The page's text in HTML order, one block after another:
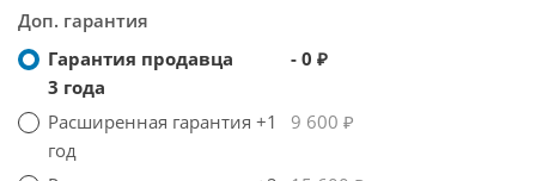
Доп. гарантия
Гарантия продавца
3 года
- 0 ₽
Расширенная гарантия +1
год
9 600 ₽